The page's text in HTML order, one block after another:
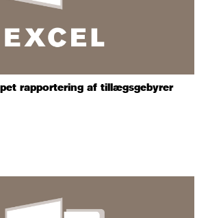
rapportering af tillægsgebyrer